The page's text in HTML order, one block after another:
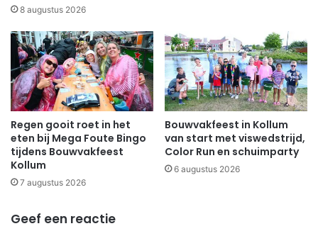
8 augustus 2026
Regen gooit roet in het
eten bij Mega Foute Bingo
tijdens Bouwvakfeest
Kollum
7 augustus 2026
Bouwvakfeest in Kollum
van start met viswedstrijd,
Color Run en schuimparty
6 augustus 2026
Geef een reactie